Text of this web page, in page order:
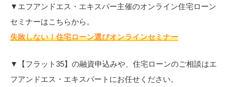
▼エフアンドエス・エキスパー主催のオンライン住宅ローン
セミナーはこちらから。
失敗しない！住宅ローン選びオンラインセミナー
▼【フラット35】の融資申込みや、住宅ローンのご相談はエ
フアンドエス・エキスパートにお任せください。